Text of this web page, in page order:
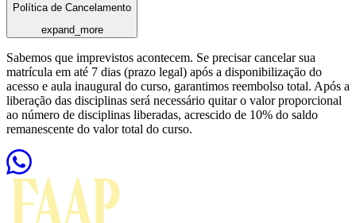
Política de Cancelamento
expand_more
Sabemos que imprevistos acontecem. Se precisar cancelar sua
matrícula em até 7 dias (prazo legal) após a disponibilização do
acesso e aula inaugural do curso, garantimos reembolso total. Após a
liberação das disciplinas será necessário quitar o valor proporcional
ao número de disciplinas liberadas, acrescido de 10% do saldo
remanescente do valor total do curso.